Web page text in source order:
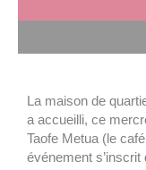
La maison de
a accueilli, ce
Taofe Metua (le
événement